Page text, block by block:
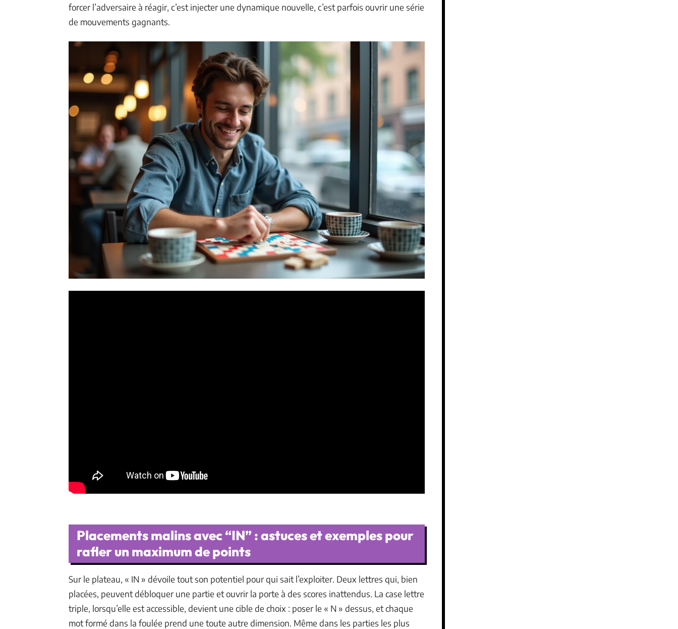
forcer l’adversaire à réagir, c’est injecter une dynamique nouvelle, c’est parfois ouvrir une série
de mouvements gagnants.
Placements malins avec “IN” : astuces et exemples pour
rafler un maximum de points
Sur le plateau, « IN » dévoile tout son potentiel pour qui sait l’exploiter. Deux lettres qui, bien
placées, peuvent débloquer une partie et ouvrir la porte à des scores inattendus. La case lettre
triple, lorsqu’elle est accessible, devient une cible de choix : poser le « N » dessus, et chaque
mot formé dans la foulée prend une toute autre dimension. Même dans les parties les plus